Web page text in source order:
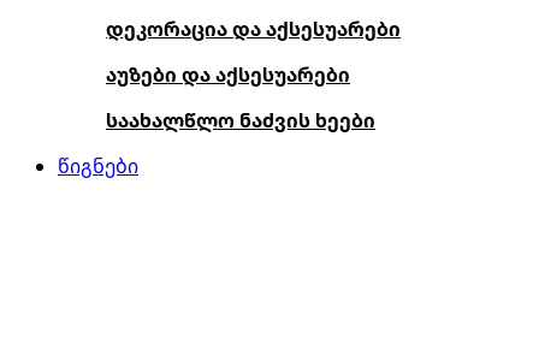
დეკორაცია და აქსესუარები
აუზები და აქსესუარები
საახალწლო ნაძვის ხეები
წიგნები